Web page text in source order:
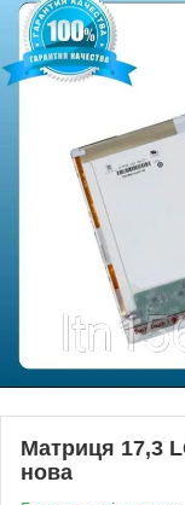
Матриця 17,3
нова